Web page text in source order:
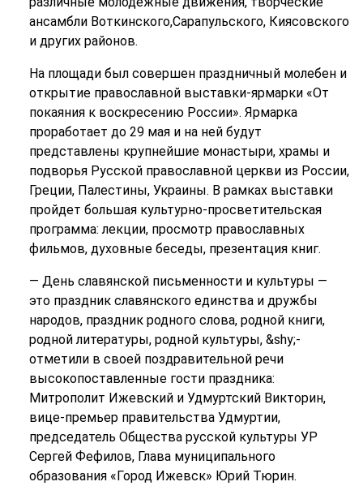
ансамбли Воткинского,Сарапульского, Киясовского
и других районов.
На площади был совершен праздничный молебен и
открытие православной выставки-ярмарки «От
покаяния к воскресению России». Ярмарка
проработает до 29 мая и на ней будут
представлены крупнейшие монастыри, храмы и
подворья Русской православной церкви из России,
Греции, Палестины, Украины. В рамках выставки
пройдет большая культурно-просветительская
программа: лекции, просмотр православных
фильмов, духовные беседы, презентация книг.
— День славянской письменности и культуры —
это праздник славянского единства и дружбы
народов, праздник родного слова, родной книги,
родной литературы, родной культуры, &shy;-
отметили в своей поздравительной речи
высокопоставленные гости праздника:
Митрополит Ижевский и Удмуртский Викторин,
вице-премьер правительства Удмуртии,
председатель Общества русской культуры УР
Сергей Фефилов, Глава муниципального
образования «Город Ижевск» Юрий Тюрин.